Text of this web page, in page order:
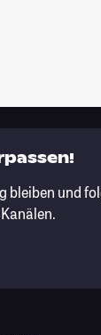
bleiben und